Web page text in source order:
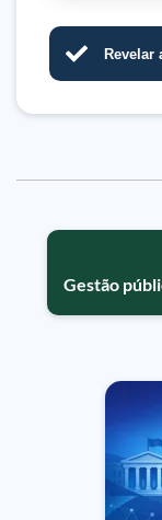
Revelar
Gestão